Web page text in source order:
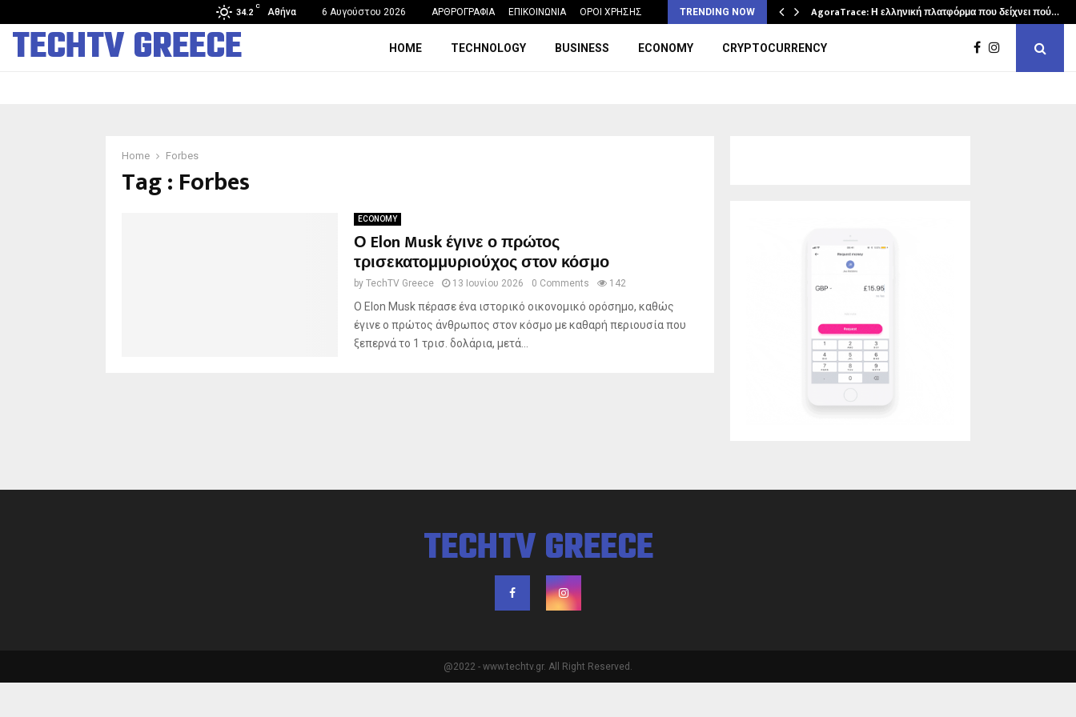
34.2
C
Αθήνα 6 Αυγούστου 2026 ΑΡΘΡΟΓΡΑΦΙΑ ΕΠΙΚΟΙΝΩΝΙΑ ΟΡΟΙ ΧΡΗΣΗΣ TRENDING NOW
Άνοιξε στην Κίνα το πρώτο κατάστημα ανθρωποειδών… Η σχολική ώρα που θα μπορούσε να… AgoraTrace: Η ελληνική πλατφόρμα που δείχνει πού…
TECHTV GREECE HOME TECHNOLOGY BUSINESS ECONOMY CRYPTOCURRENCY
Home Forbes
Tag : Forbes
ECONOMY
Ο Elon Musk έγινε ο πρώτος
τρισεκατομμυριούχος στον κόσμο
by TechTV Greece 13 Ιουνίου 2026 0 Comments 142
Ο Elon Musk πέρασε ένα ιστορικό οικονομικό ορόσημο, καθώς
έγινε ο πρώτος άνθρωπος στον κόσμο με καθαρή περιουσία που
ξεπερνά το 1 τρισ. δολάρια, μετά...
TECHTV GREECE
@2022 - www.techtv.gr. All Right Reserved.